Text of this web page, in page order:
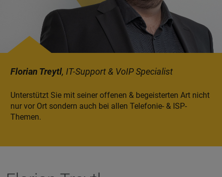
Florian Treytl, IT-Support & VoIP Specialist
Unterstützt Sie mit seiner offenen & begeisterten Art nicht
nur vor Ort sondern auch bei allen Telefonie- & ISP-
Themen.